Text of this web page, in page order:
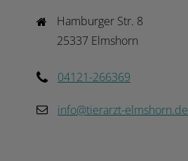
Hamburger Str. 8
25337 Elmshorn
04121-266369
info@tierarzt-elmshorn.de